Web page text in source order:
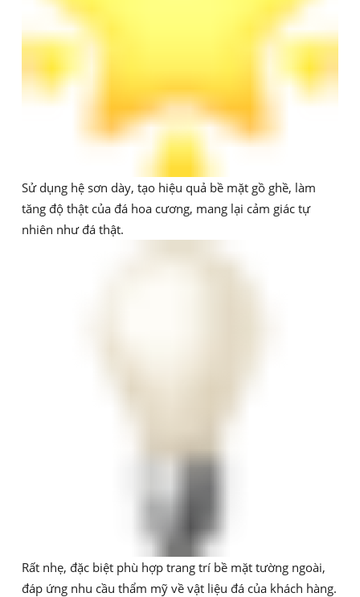
Sử dụng hệ sơn dày, tạo hiệu quả bề mặt gồ ghề, làm
tăng độ thật của đá hoa cương, mang lại cảm giác tự
nhiên như đá thật.
Rất nhẹ, đặc biệt phù hợp trang trí bề mặt tường ngoài,
đáp ứng nhu cầu thẩm mỹ về vật liệu đá của khách hàng.